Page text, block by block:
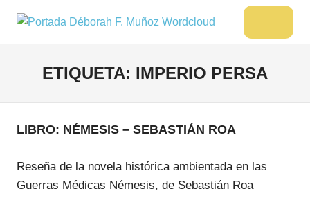
contenido
DÉBORAH
MUÑOZ
Libros,
cultura,
más
ETIQUETA: IMPERIO PERSA
LIBRO: NÉMESIS – SEBASTIÁN ROA
Reseña de la novela histórica ambientada en las
Guerras Médicas Némesis, de Sebastián Roa